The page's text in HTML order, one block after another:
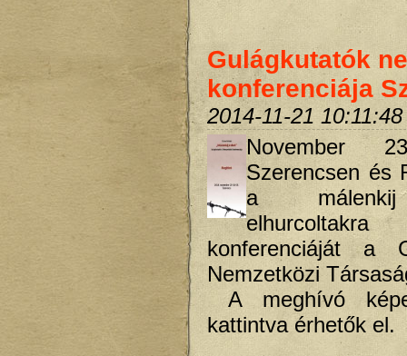
Gulágkutatók
konferenciája
2014-11-21 10:11:48
November
Szerencsen és
a
konferenciáját a
Nemzetközi
A meghívó
kattintva érhetők el.